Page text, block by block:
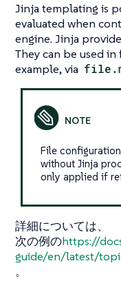
Jinja templating is
evaluated when
engine. Jinja
They can be used
example, via
File
without Jinja
only applied if
詳細については、
次の例のhttps://
guide/en/latest/
。